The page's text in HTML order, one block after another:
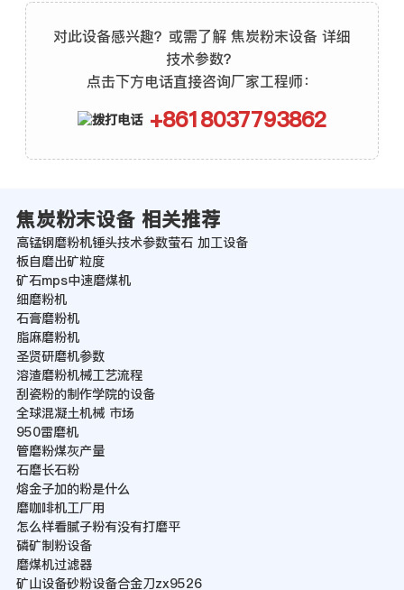
对此设备感兴趣？或需了解 焦炭粉末设备 详细
技术参数？
点击下方电话直接咨询厂家工程师：
+8618037793862
焦炭粉末设备 相关推荐
高锰钢磨粉机锤头技术参数萤石 加工设备
板自磨出矿粒度
矿石mps中速磨煤机
细磨粉机
石膏磨粉机
脂麻磨粉机
圣贤研磨机参数
溶渣磨粉机械工艺流程
刮瓷粉的制作学院的设备
全球混凝土机械 市场
950雷磨机
管磨粉煤灰产量
石磨长石粉
熔金子加的粉是什么
磨咖啡机工厂用
怎么样看腻子粉有没有打磨平
磷矿制粉设备
磨煤机过滤器
矿山设备砂粉设备合金刀zx9526